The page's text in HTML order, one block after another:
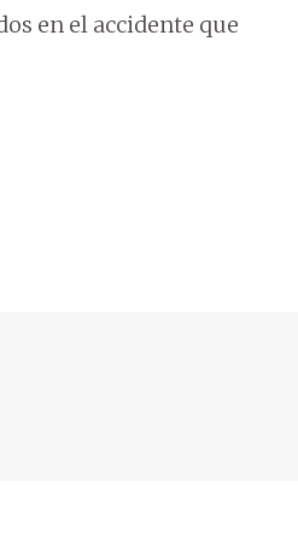
en el accidente que